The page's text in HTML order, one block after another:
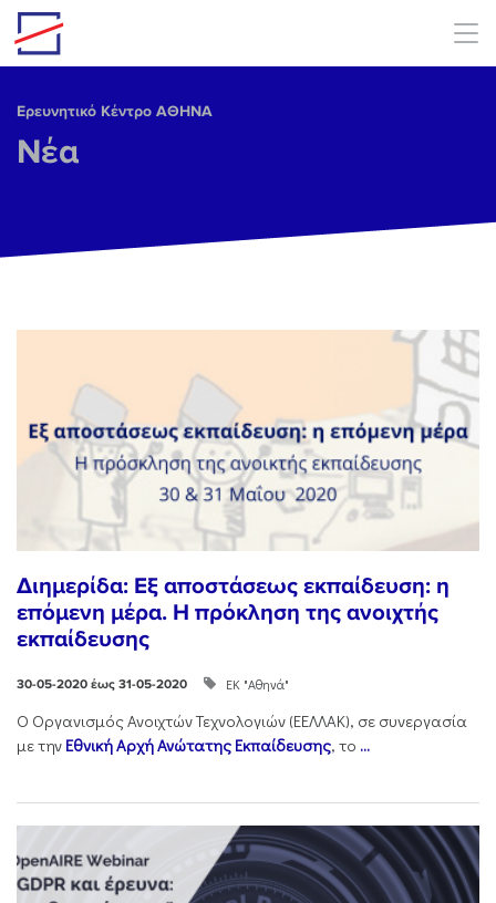
Skip to main content
Ερευνητικό Κέντρο ΑΘΗΝΑ
Νέα
Διημερίδα: Εξ αποστάσεως εκπαίδευση: η
επόμενη μέρα. Η πρόκληση της ανοιχτής
εκπαίδευσης
30-05-2020 έως 31-05-2020 ΕΚ "Αθηνά"
Ο Οργανισμός Ανοιχτών Τεχνολογιών (ΕΕΛΛΑΚ), σε συνεργασία
με την Εθνική Αρχή Ανώτατης Εκπαίδευσης, το ...